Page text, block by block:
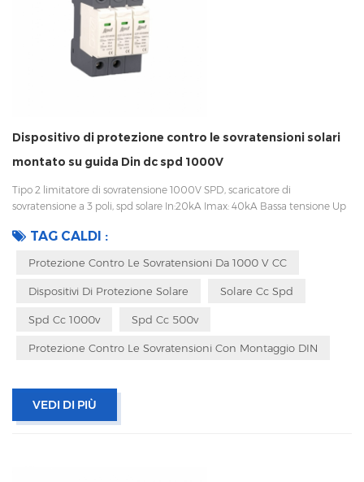
Dispositivo di protezione contro le sovratensioni solari
montato su guida Din dc spd 1000V
Tipo 2 limitatore di sovratensione 1000V SPD, scaricatore di
sovratensione a 3 poli, spd solare In:20kA Imax: 40kA Bassa tensione Up
61643-11 UL, TUV, CE, RoHS OEM accettabile
TAG CALDI :
Protezione Contro Le Sovratensioni Da 1000 V CC
Dispositivi Di Protezione Solare Solare Cc Spd
Spd Cc 1000v Spd Cc 500v
Protezione Contro Le Sovratensioni Con Montaggio DIN
VEDI DI PIÙ